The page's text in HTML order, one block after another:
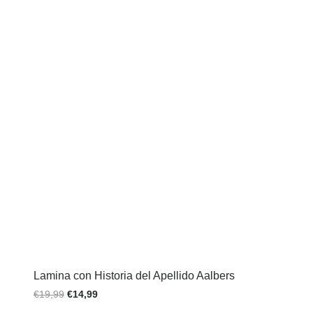
Lamina con Historia del Apellido Aalbers
€19,99 €14,99